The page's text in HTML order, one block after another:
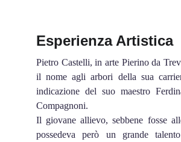
Esperienza Artistica
Pietro Castelli, in arte Pierino da
il nome agli arbori della sua
indicazione del suo maestro
Compagnoni.
Il giovane allievo, sebbene fosse
possedeva però un grande